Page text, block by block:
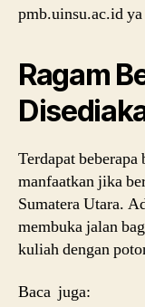
pmb.uinsu.ac.id ya
Ragam
Terdapat
manfaatkan jika
Sumatera Utara.
membuka jalan
kuliah dengan
Baca juga: